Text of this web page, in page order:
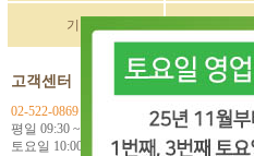
기획전
고객센터
02-522-0869
평일 09:30 ~ 18:00
토요일 10:00 ~ 18:00